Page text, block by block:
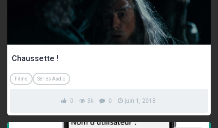
Chaussette !
Films Séries Audio
0 3k 0 juin 1, 2018